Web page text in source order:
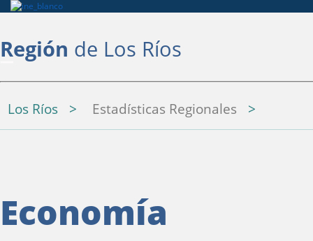
Región de Los Ríos
Los Ríos Estadísticas Regionales
Economía